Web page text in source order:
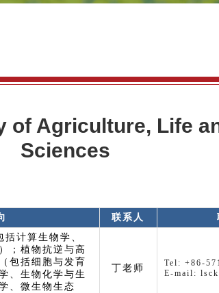
of Agriculture, Life
Sciences
联系人
计算生物学、
；植物抗逆与高
包括细胞与发育
、生物化学与生
、微生物生态
丁老师
Tel: +86-
E-mail: